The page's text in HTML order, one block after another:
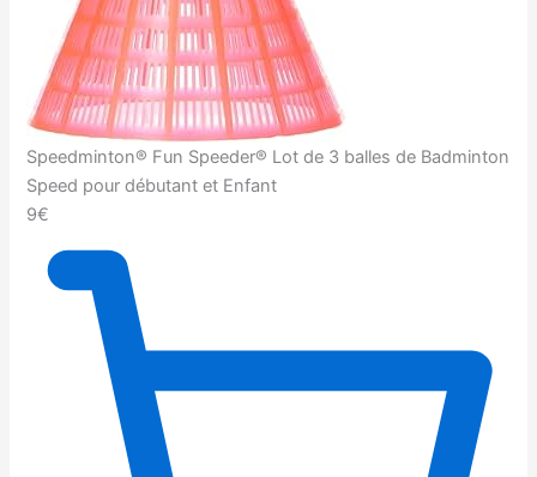
Speedminton® Fun Speeder® Lot de 3 balles de Badminton
Speed pour débutant et Enfant
9€